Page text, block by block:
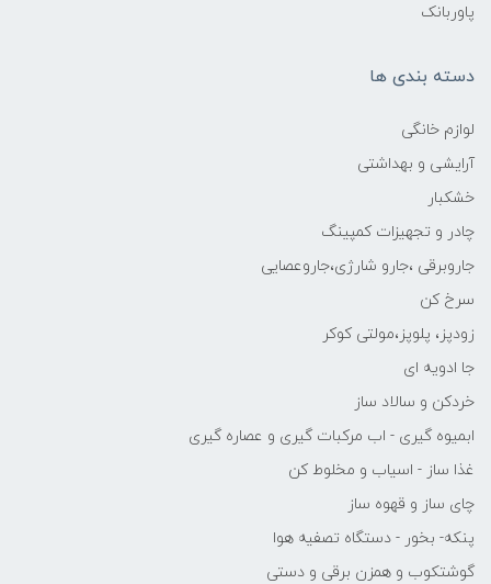
پاوربانک
دسته بندی ها
لوازم خانگی
آرایشی و بهداشتی
خشکبار
چادر و تجهیزات کمپینگ
جاروبرقی ،جارو شارژی،جاروعصایی
سرخ کن
زودپز، پلوپز،مولتی کوکر
جا ادویه ای
خردکن و سالاد ساز
ابمیوه گیری - اب مرکبات گیری و عصاره گیری
غذا ساز - اسیاب و مخلوط کن
چای ساز و قهوه ساز
پنکه- بخور - دستگاه تصفیه هوا
گوشتکوب و همزن برقی و دستی